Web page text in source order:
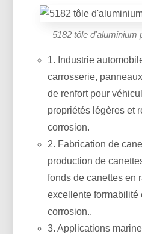
5182 tôle d'aluminium
1. Industrie
carrosserie,
de renfort pour
propriétés légères et
corrosion.
2. Fabrication de
production de
fonds de canettes en
excellente formabilité
corrosion..
3. Applications